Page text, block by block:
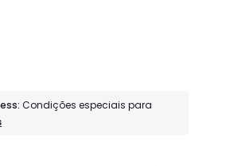
Condições especiais para